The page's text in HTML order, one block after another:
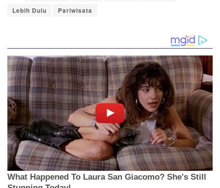
Lebih Dulu
Pariwisata